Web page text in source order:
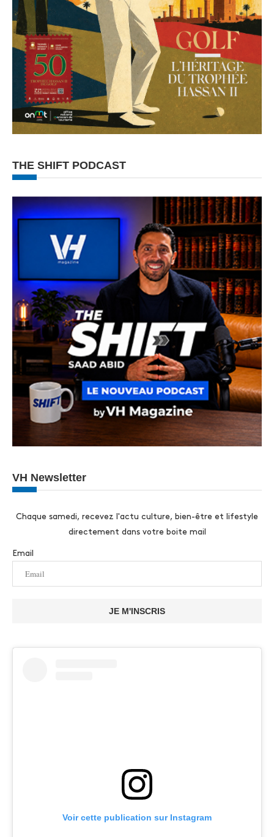
THE SHIFT PODCAST
VH Newsletter
Chaque samedi, recevez l'actu culture, bien-être et lifestyle
directement dans votre boite mail
Email
JE M'INSCRIS
Voir cette publication sur Instagram